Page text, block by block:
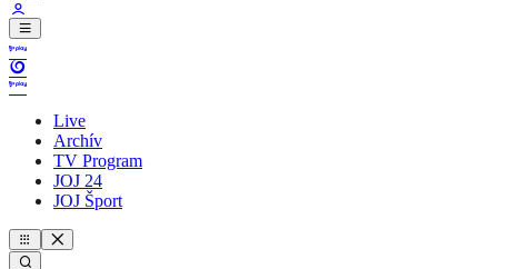
Live
Archív
TV Program
JOJ 24
JOJ Šport